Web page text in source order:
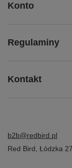
Konto
Regulaminy
Kontakt
b2b@redbird.pl
Red Bird Łódzka